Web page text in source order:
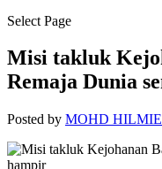
Select Page
Misi takluk
Remaja Dunia
Posted by MOHD